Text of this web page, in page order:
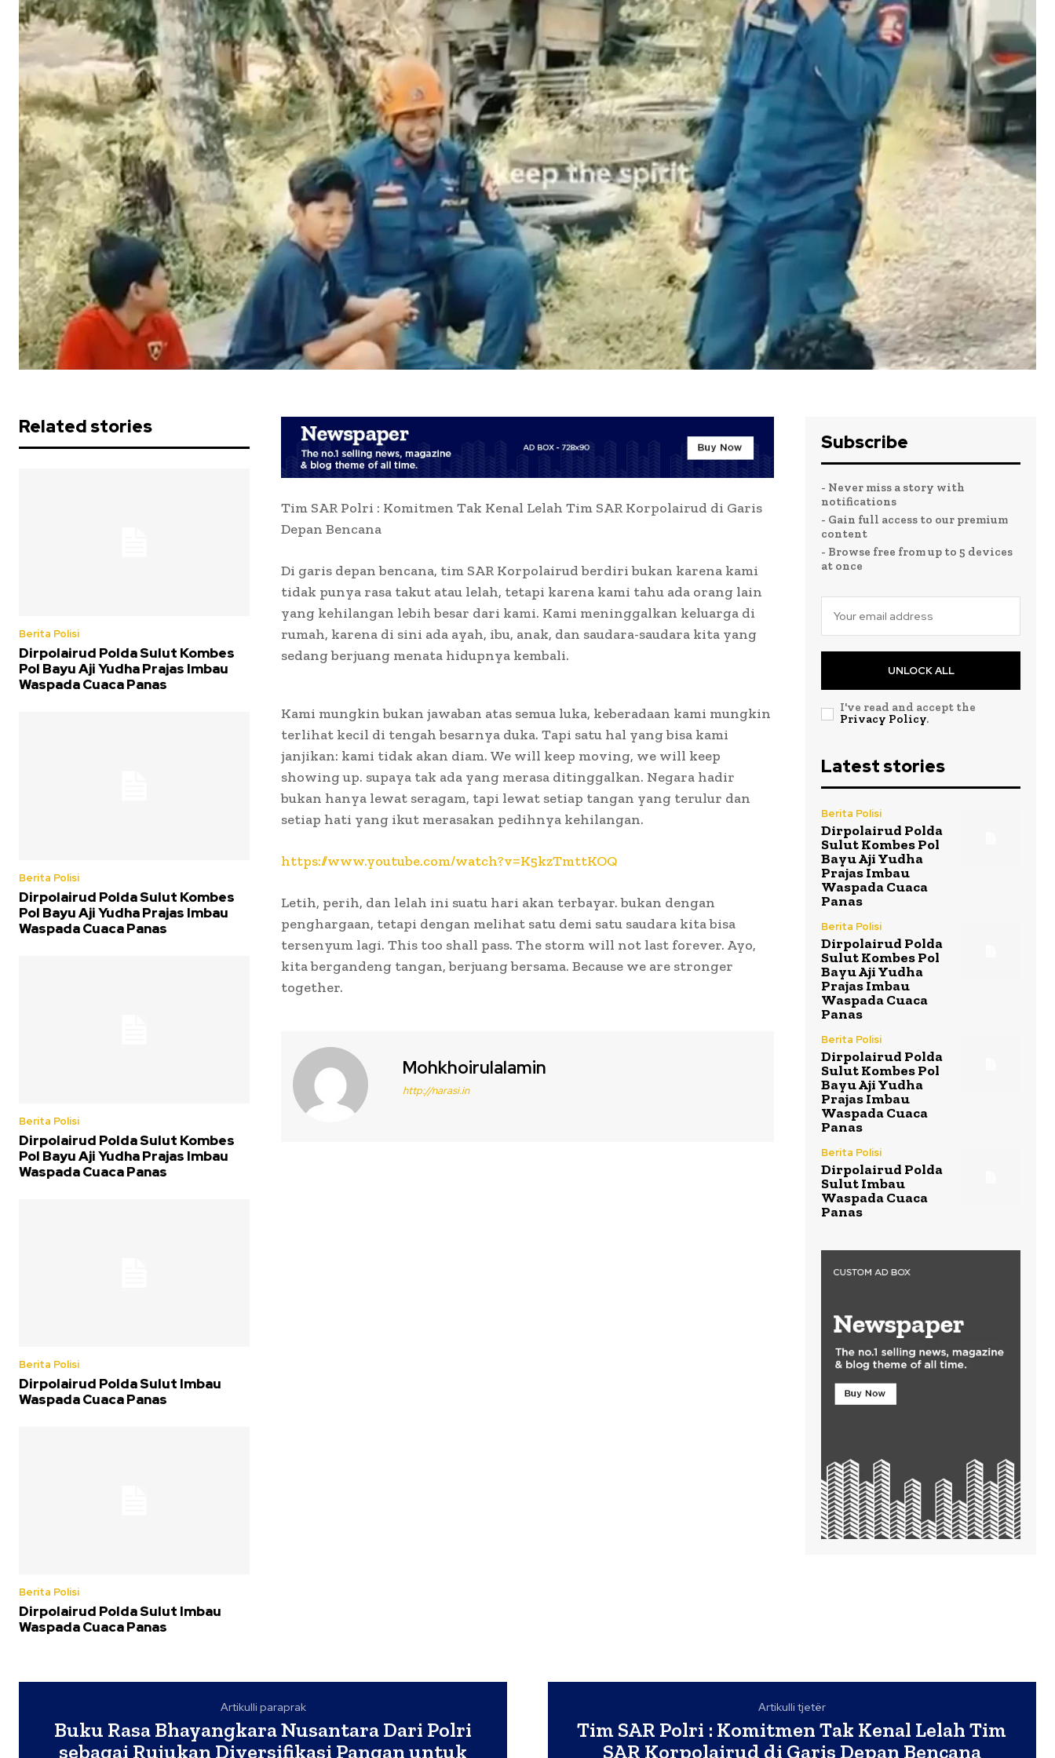
Related stories
Berita Polisi
Dirpolairud Polda Sulut Kombes
Pol Bayu Aji Yudha Prajas Imbau
Waspada Cuaca Panas
Berita Polisi
Dirpolairud Polda Sulut Kombes
Pol Bayu Aji Yudha Prajas Imbau
Waspada Cuaca Panas
Berita Polisi
Dirpolairud Polda Sulut Kombes
Pol Bayu Aji Yudha Prajas Imbau
Waspada Cuaca Panas
Berita Polisi
Dirpolairud Polda Sulut Imbau
Waspada Cuaca Panas
Berita Polisi
Dirpolairud Polda Sulut Imbau
Waspada Cuaca Panas
Tim SAR Polri : Komitmen Tak Kenal Lelah Tim SAR Korpolairud di Garis
Depan Bencana
Di garis depan bencana, tim SAR Korpolairud berdiri bukan karena kami
tidak punya rasa takut atau lelah, tetapi karena kami tahu ada orang lain
yang kehilangan lebih besar dari kami. Kami meninggalkan keluarga di
rumah, karena di sini ada ayah, ibu, anak, dan saudara-saudara kita yang
sedang berjuang menata hidupnya kembali.
Kami mungkin bukan jawaban atas semua luka, keberadaan kami mungkin
terlihat kecil di tengah besarnya duka. Tapi satu hal yang bisa kami
janjikan: kami tidak akan diam. We will keep moving, we will keep
showing up. supaya tak ada yang merasa ditinggalkan. Negara hadir
bukan hanya lewat seragam, tapi lewat setiap tangan yang terulur dan
setiap hati yang ikut merasakan pedihnya kehilangan.
https://www.youtube.com/watch?v=K5kzTmttKOQ
Letih, perih, dan lelah ini suatu hari akan terbayar. bukan dengan
penghargaan, tetapi dengan melihat satu demi satu saudara kita bisa
tersenyum lagi. This too shall pass. The storm will not last forever. Ayo,
kita bergandeng tangan, berjuang bersama. Because we are stronger
together.
Mohkhoirulalamin
http://narasi.in
Subscribe
- Never miss a story with
notifications
- Gain full access to our premium
content
- Browse free from up to 5 devices
at once
UNLOCK ALL
I've read and accept the
Privacy Policy.
Latest stories
Berita Polisi
Dirpolairud Polda
Sulut Kombes Pol
Bayu Aji Yudha
Prajas Imbau
Waspada Cuaca
Panas
Berita Polisi
Dirpolairud Polda
Sulut Kombes Pol
Bayu Aji Yudha
Prajas Imbau
Waspada Cuaca
Panas
Berita Polisi
Dirpolairud Polda
Sulut Kombes Pol
Bayu Aji Yudha
Prajas Imbau
Waspada Cuaca
Panas
Berita Polisi
Dirpolairud Polda
Sulut Imbau
Waspada Cuaca
Panas
Artikulli paraprak
Buku Rasa Bhayangkara Nusantara Dari Polri
sebagai Rujukan Diversifikasi Pangan untuk
Artikulli tjetër
Tim SAR Polri : Komitmen Tak Kenal Lelah Tim
SAR Korpolairud di Garis Depan Bencana